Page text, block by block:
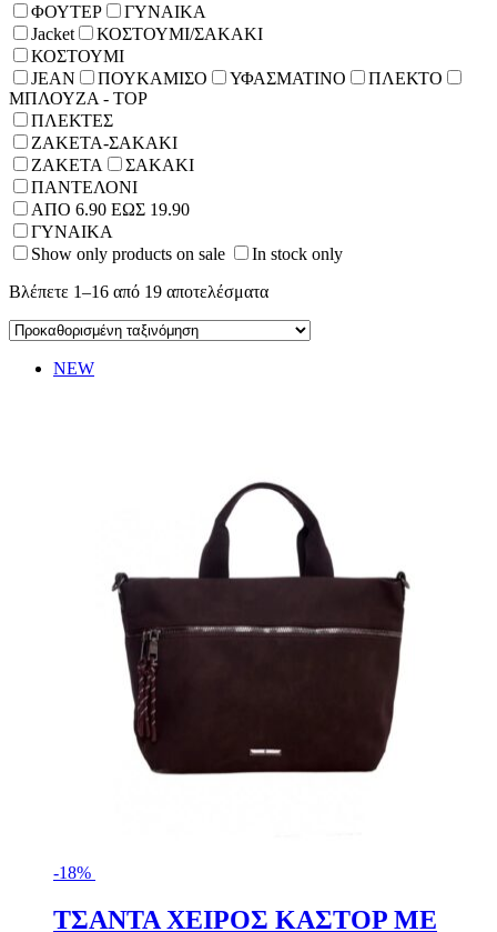
ΦΟΥΤΕΡ
ΓΥΝΑΙΚΑ
Jacket
ΚΟΣΤΟΥΜΙ/ΣΑΚΑΚΙ
ΚΟΣΤΟΥΜΙ
JEAN
ΠΟΥΚΑΜΙΣΟ ΥΦΑΣΜΑΤΙΝΟ
ΠΛΕΚΤΟ
ΜΠΛΟΥΖΑ - TOP
ΠΛΕΚΤΕΣ
ΖΑΚΕΤΑ-ΣΑΚΑΚΙ
ΖΑΚΕΤΑ
ΣΑΚΑΚΙ
ΠΑΝΤΕΛΟΝΙ
ΑΠΟ 6.90 ΕΩΣ 19.90
ΓΥΝΑΙΚΑ
Show only products on sale
In stock only
Βλέπετε 1–16 από 19 αποτελέσματα
NEW
-18%
ΤΣΑΝΤΑ ΧΕΙΡΟΣ ΚΑΣΤΟΡ ΜΕ